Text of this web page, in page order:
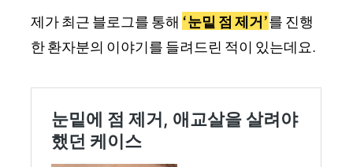
제가 최근 블로그를 통해 ‘눈밑 점 제거’를 진행
한 환자분의 이야기를 들려드린 적이 있는데요.